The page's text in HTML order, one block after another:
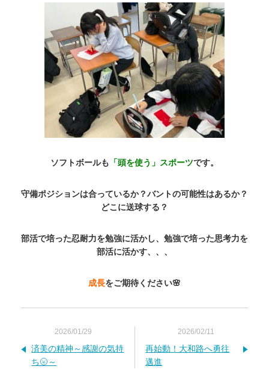
ソフトボールも 「頭を使う」スポーツです。
守備ポジションは合っているか？バントの可能性はあるか？
どこに送球する？
部活で培った忍耐力を勉強に活かし、勉強で培った思考力を
部活に活かす、、、
成長をご期待ください🌸
2026/01/29
済美の精神～感謝の気持
ち🌝～
2026/02/11
再始動！大和路へ勇往
邁進